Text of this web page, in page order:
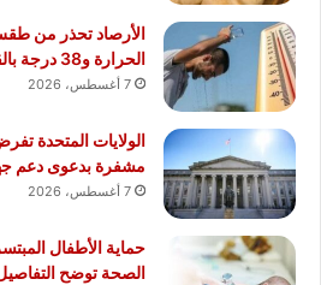
الأرصاد تحذر من
الحرارة و38 درجة بالقاهرة
7 أغسطس، 2026
الولايات المتحدة
مشفرة بدعوى دعم
7 أغسطس، 2026
حماية الأطفال
الصحة توضح